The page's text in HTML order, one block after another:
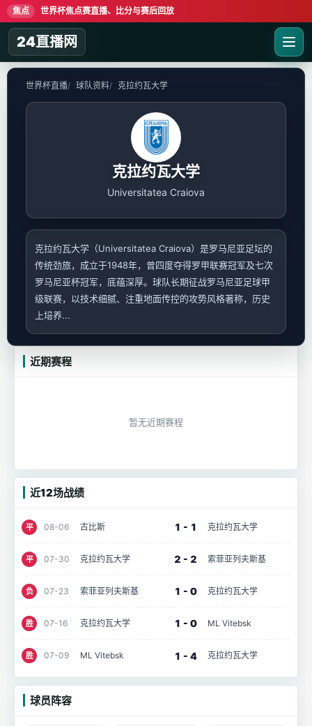
焦点 世界杯焦点赛直播、比分与赛后回放
24直播网
世界杯直播 球队资料 克拉约瓦大学
克拉约瓦大学
Universitatea Craiova
克拉约瓦大学（Universitatea Craiova）是罗马尼亚足坛的
传统劲旅，成立于1948年，曾四度夺得罗甲联赛冠军及七次
罗马尼亚杯冠军，底蕴深厚。球队长期征战罗马尼亚足球甲
级联赛，以技术细腻、注重地面传控的攻势风格著称，历史
上培养...
近期赛程
暂无近期赛程
近12场战绩
平 08-06 古比斯 1 - 1 克拉约瓦大学
平 07-30 克拉约瓦大学 2 - 2 索菲亚列夫斯基
负 07-23 索菲亚列夫斯基 1 - 0 克拉约瓦大学
胜 07-16 克拉约瓦大学 1 - 0 ML Vitebsk
胜 07-09 ML Vitebsk 1 - 4 克拉约瓦大学
球员阵容